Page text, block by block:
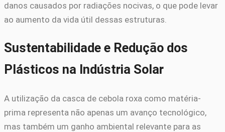
danos causados por radiações nocivas, o que pode levar
ao aumento da vida útil dessas estruturas.
Sustentabilidade e Redução dos
Plásticos na Indústria Solar
A utilização da casca de cebola roxa como matéria-
prima representa não apenas um avanço tecnológico,
mas também um ganho ambiental relevante para as